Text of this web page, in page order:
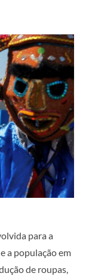
para a
a população em
de roupas,